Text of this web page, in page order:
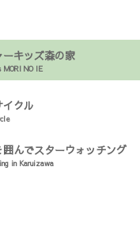
ーキッズ森の家
NO IE
イクル
囲んでスターウォッチング
in Karuizawa